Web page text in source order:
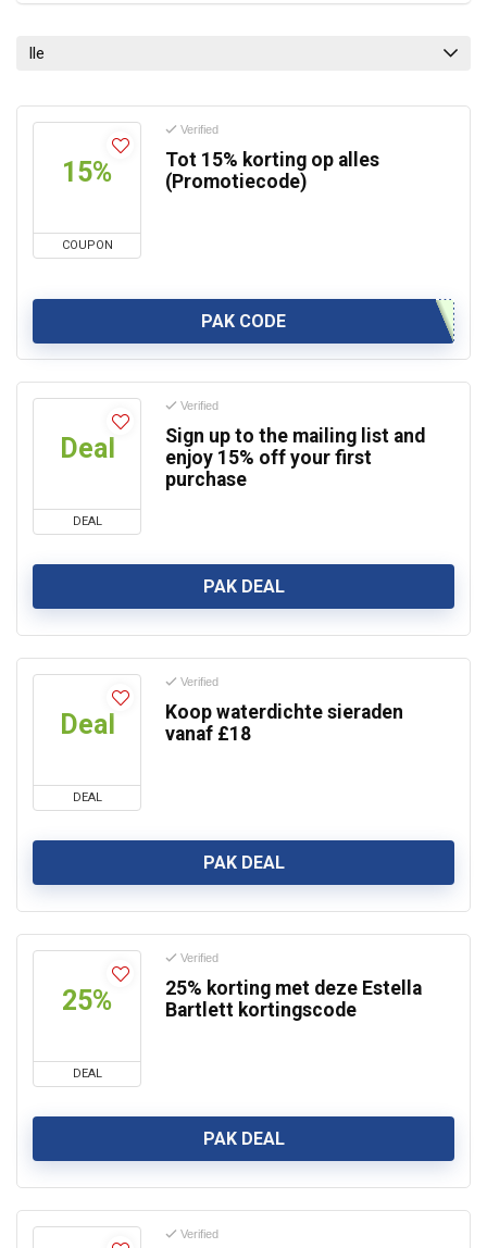
lle
15%
COUPON
Verified
Tot 15% korting op alles
(Promotiecode)
PAK CODE
Deal
DEAL
Verified
Sign up to the mailing list and
enjoy 15% off your first
purchase
PAK DEAL
Deal
DEAL
Verified
Koop waterdichte sieraden
vanaf £18
PAK DEAL
25%
DEAL
Verified
25% korting met deze Estella
Bartlett kortingscode
PAK DEAL
Verified